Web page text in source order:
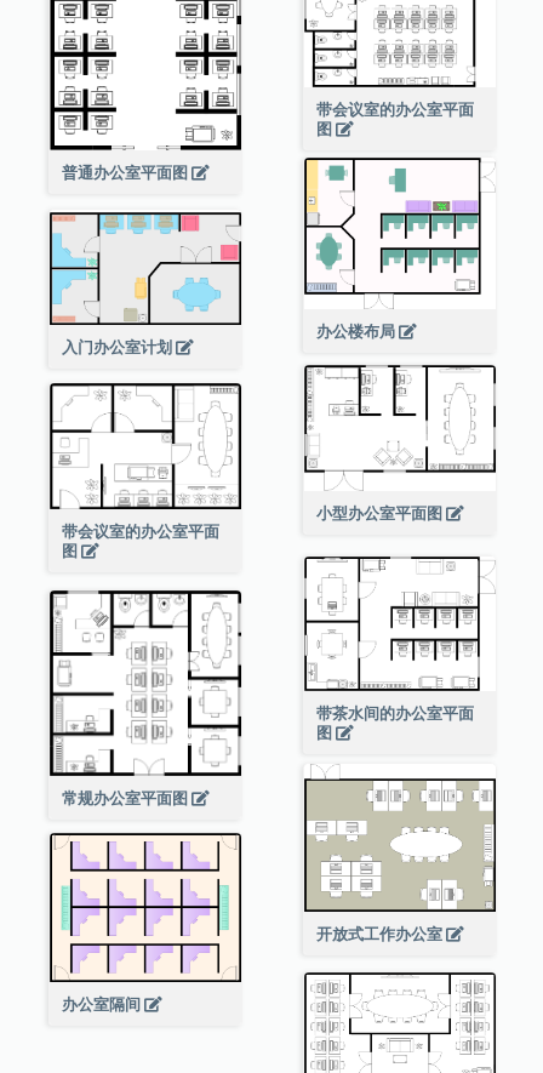
普通办公室平面图
带会议室的办公室平面
图
办公楼布局
入门办公室计划
小型办公室平面图
带会议室的办公室平面
图
带茶水间的办公室平面
图
常规办公室平面图
开放式工作办公室
办公室隔间